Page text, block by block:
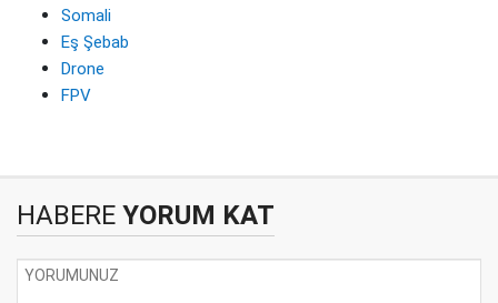
Somali
Eş Şebab
Drone
FPV
HABERE YORUM KAT